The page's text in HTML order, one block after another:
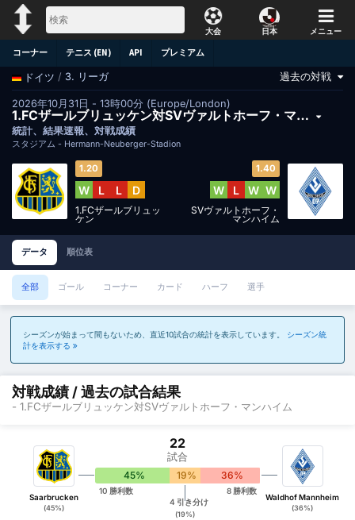
大会 日本 メニュー
コーナー テニス (EN) API プレミアム
ドイツ / 3. リーガ 過去の対戦
2026年10月31日 - 13時00分 (Europe/London)
1.FCザールブリュッケン対SVヴァルトホーフ・マンハイム
統計、結果速報、対戦成績
スタジアム - Hermann-Neuberger-Stadion
1.20
W L L D
1.FCザールブリュッ
ケン
1.40
W L W W
SVヴァルトホーフ・
マンハイム
データ 順位表
全部 ゴール コーナー カード ハーフ 選手
シーズンが始まって間もないため、直近10試合の統計を表示しています。 シーズン統
計を表示する
対戦成績 / 過去の試合結果
- 1.FCザールブリュッケン対SVヴァルトホーフ・マンハイム
Saarbrucken
(45%)
22
試合
45% 19% 36%
10 勝利数
4 引き分け
(19%)
8 勝利数
Waldhof Mannheim
(36%)